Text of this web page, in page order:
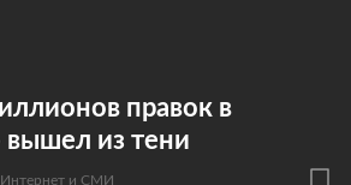
правок в
вышел из тени
Интернет и СМИ